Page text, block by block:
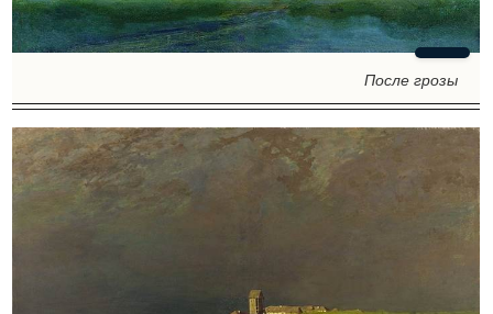
После грозы